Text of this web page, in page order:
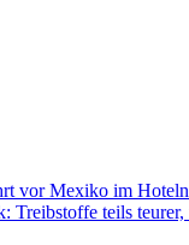
vor Mexiko im
Treibstoffe teils teurer,